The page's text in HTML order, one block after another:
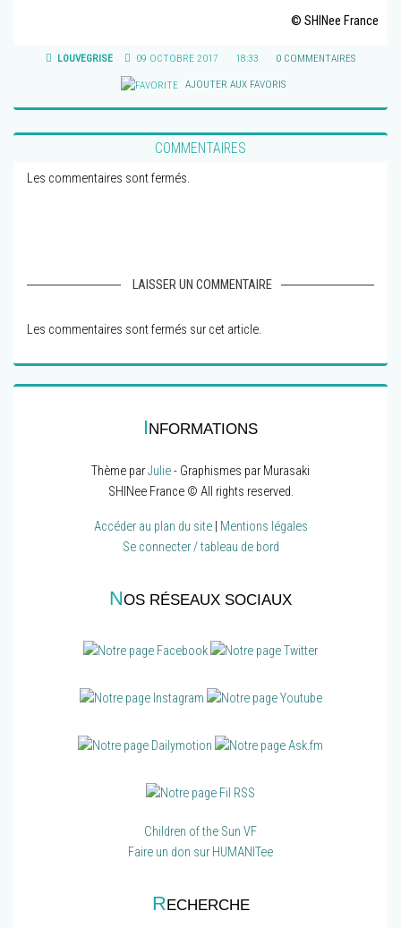
© SHINee France
LOUVEGRISE 09 OCTOBRE 2017 18:33 0 COMMENTAIRES
AJOUTER AUX FAVORIS
COMMENTAIRES
Les commentaires sont fermés.
LAISSER UN COMMENTAIRE
Les commentaires sont fermés sur cet article.
INFORMATIONS
Thème parJulie- Graphismes par Murasaki
SHINee France © All rights reserved.
Accéder au plan du site| Mentions légales
Se connecter / tableau de bord
NOS RÉSEAUX SOCIAUX
Children of the Sun VF
Faire un don sur HUMANITee
RECHERCHE